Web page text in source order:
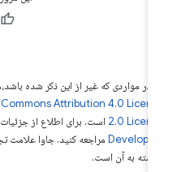
در مواردی که غیر از این ذکر شده
Commons Attribution 4.0است.
2.0است. برای اطلاع از جزئیات، به
به آن است.